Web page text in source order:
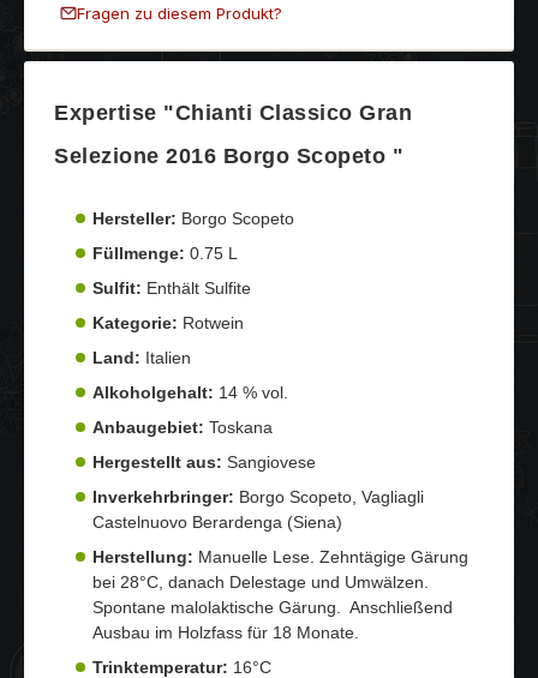
Fragen zu diesem Produkt?
Expertise "Chianti Classico Gran
Selezione 2016 Borgo Scopeto "
Hersteller: Borgo Scopeto
Füllmenge: 0.75 L
Sulfit: Enthält Sulfite
Kategorie: Rotwein
Land: Italien
Alkoholgehalt: 14 % vol.
Anbaugebiet: Toskana
Hergestellt aus: Sangiovese
Inverkehrbringer: Borgo Scopeto, Vagliagli
Castelnuovo Berardenga (Siena)
Herstellung: Manuelle Lese. Zehntägige Gärung
bei 28°C, danach Delestage und Umwälzen.
Spontane malolaktische Gärung. Anschließend
Ausbau im Holzfass für 18 Monate.
Trinktemperatur: 16°C